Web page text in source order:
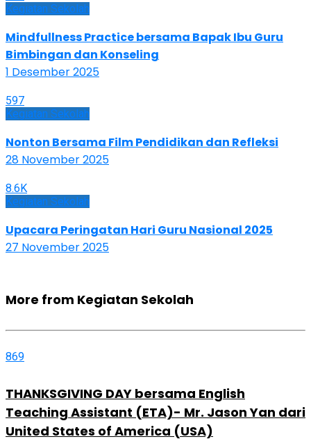
Kegiatan Sekolah
Mindfullness Practice bersama Bapak Ibu Guru
Bimbingan dan Konseling
1 Desember 2025
597
Kegiatan Sekolah
Nonton Bersama Film Pendidikan dan Refleksi
28 November 2025
8.6K
Kegiatan Sekolah
Upacara Peringatan Hari Guru Nasional 2025
27 November 2025
More from Kegiatan Sekolah
869
THANKSGIVING DAY bersama English
Teaching Assistant (ETA)- Mr. Jason Yan dari
United States of America (USA)